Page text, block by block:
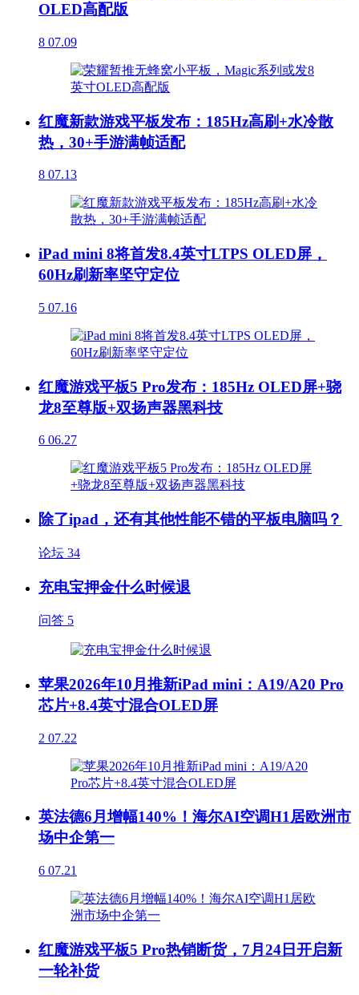
OLED高配版
8 07.09
红魔新款游戏平板发布：185Hz高刷+水冷散
热，30+手游满帧适配
8 07.13
iPad mini 8将首发8.4英寸LTPS OLED屏，
60Hz刷新率坚守定位
5 07.16
红魔游戏平板5 Pro发布：185Hz OLED屏+骁
龙8至尊版+双扬声器黑科技
6 06.27
除了ipad，还有其他性能不错的平板电脑吗？
论坛 34
充电宝押金什么时候退
问答 5
苹果2026年10月推新iPad mini：A19/A20 Pro
芯片+8.4英寸混合OLED屏
2 07.22
英法德6月增幅140%！海尔AI空调H1居欧洲市
场中企第一
6 07.21
红魔游戏平板5 Pro热销断货，7月24日开启新
一轮补货